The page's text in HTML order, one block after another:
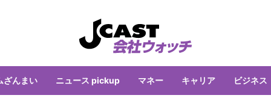
ざんまい ニュース pickup マネー キャリア ビジネス